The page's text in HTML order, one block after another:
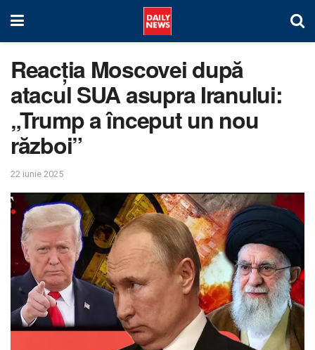
Reacția Moscovei după
atacul SUA asupra Iranului:
„Trump a început un nou
război”
22 iunie 2025